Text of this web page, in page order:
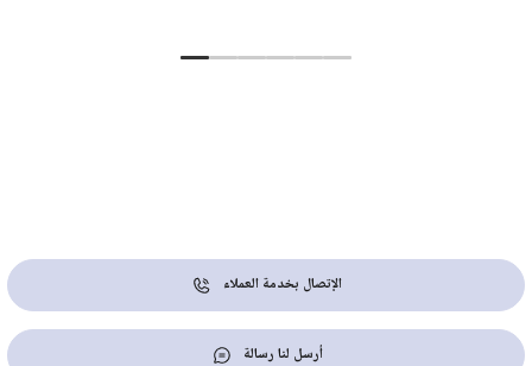
الإتصال بخدمة العملاء
أرسل لنا رسالة